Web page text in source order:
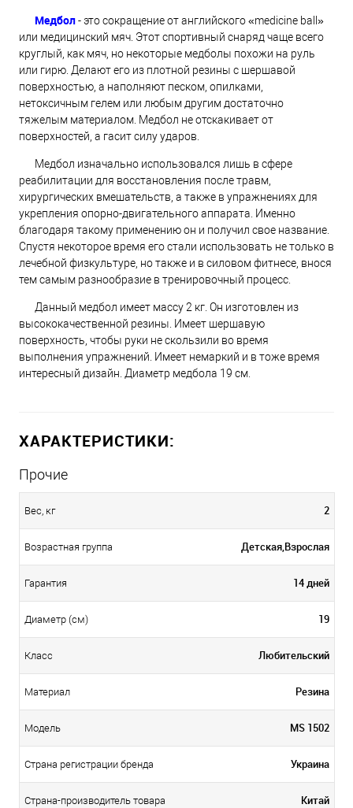
Медбол- это сокращение от английского «medicine ball»
или медицинский мяч. Этот спортивный снаряд чаще всего
круглый, как мяч, но некоторые медболы похожи на руль
или гирю. Делают его из плотной резины с шершавой
поверхностью, а наполняют песком, опилками,
нетоксичным гелем или любым другим достаточно
тяжелым материалом. Медбол не отскакивает от
поверхностей, а гасит силу ударов.
Медбол изначально использовался лишь в сфере
реабилитации для восстановления после травм,
хирургических вмешательств, а также в упражнениях для
укрепления опорно-двигательного аппарата. Именно
благодаря такому применению он и получил свое название.
Спустя некоторое время его стали использовать не только в
лечебной физкультуре, но также и в силовом фитнесе, внося
тем самым разнообразие в тренировочный процесс.
Данный медбол имеет массу 2 кг. Он изготовлен из
высококачественной резины. Имеет шершавую
поверхность, чтобы руки не скользили во время
выполнения упражнений. Имеет немаркий и в тоже время
интересный дизайн. Диаметр медбола 19 см.
ХАРАКТЕРИСТИКИ:
Прочие
Вес, кг 2
Возрастная группа Детская,Взрослая
Гарантия 14 дней
Диаметр (см) 19
Класс Любительский
Материал Резина
Модель MS 1502
Страна регистрации бренда Украина
Страна-производитель товара Китай